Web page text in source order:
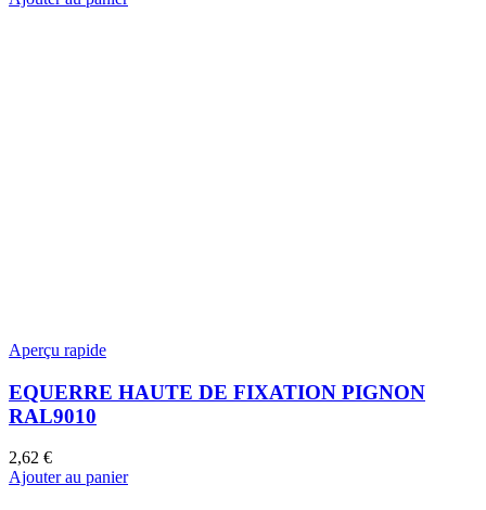
Aperçu rapide
EQUERRE HAUTE DE FIXATION PIGNON
RAL9010
2,62 €
Ajouter au panier